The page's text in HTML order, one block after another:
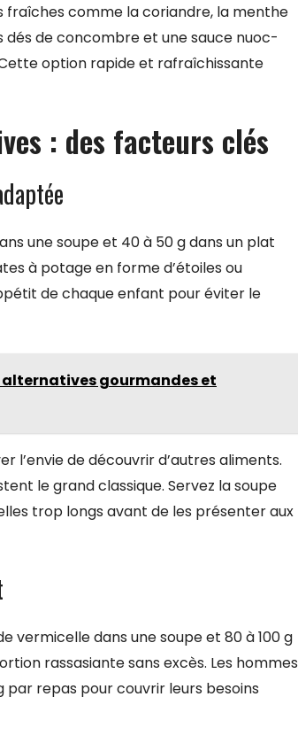
fraîches comme la coriandre, la menthe
dés de concombre et une sauce nuoc-
option rapide et rafraîchissante
: des facteurs clés
une soupe et 40 à 50 g dans un plat
à potage en forme d’étoiles ou
de chaque enfant pour éviter le
alternatives gourmandes et
de découvrir d’autres aliments.
le grand classique. Servez la soupe
trop longs avant de les présenter aux
vermicelle dans une soupe et 80 à 100 g
rassasiante sans excès. Les hommes
repas pour couvrir leurs besoins